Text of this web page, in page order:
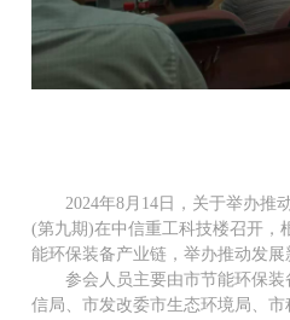
2024年8月14日，关于举办推
(第九期)在中信重工科技楼召开，
能环保装备产业链，举办推动发展
参会人员主要由市节能环保装
信局、市发改委市生态环境局、